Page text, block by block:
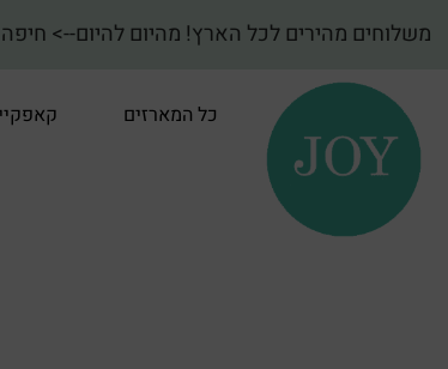
משלוחים מהירים לכל הארץ! מהיום להיום--> חיפה - מודיעין - ועד באר
כל המארזים